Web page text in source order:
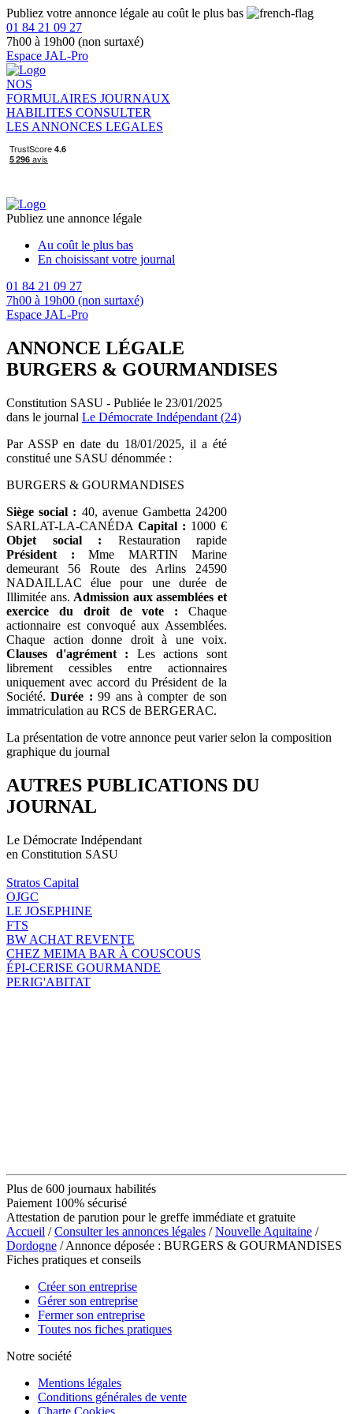
Publiez votre annonce légale au coût le plus bas
01 84 21 09 27
7h00 à 19h00 (non surtaxé)
Espace JAL-Pro
NOS
FORMULAIRES JOURNAUX
HABILITES CONSULTER
LES ANNONCES LEGALES
Publiez une annonce légale
Au coût le plus bas
En choisissant votre journal
01 84 21 09 27
7h00 à 19h00 (non surtaxé)
Espace JAL-Pro
ANNONCE LÉGALE
BURGERS & GOURMANDISES
Constitution SASU - Publiée le 23/01/2025
dans le journal Le Démocrate Indépendant (24)
Par ASSP en date du 18/01/2025, il a été
constitué une SASU dénommée :
BURGERS & GOURMANDISES
Siège social : 40, avenue Gambetta 24200
SARLAT-LA-CANÉDA Capital : 1000 €
Objet social : Restauration rapide
Président : Mme MARTIN Marine
demeurant 56 Route des Arlins 24590
NADAILLAC élue pour une durée de
Illimitée ans. Admission aux assemblées et
exercice du droit de vote : Chaque
actionnaire est convoqué aux Assemblées.
Chaque action donne droit à une voix.
Clauses d'agrément : Les actions sont
librement cessibles entre actionnaires
uniquement avec accord du Président de la
Société.Durée : 99 ans à compter de son
immatriculation au RCS de BERGERAC.
La présentation de votre annonce peut varier selon la composition
graphique du journal
AUTRES PUBLICATIONS DU
JOURNAL
Le Démocrate Indépendant
en Constitution SASU
Stratos Capital
OJGC
LE JOSEPHINE
FTS
BW ACHAT REVENTE
CHEZ MEIMA BAR À COUSCOUS
ÉPI-CERISE GOURMANDE
PERIG'ABITAT
Plus de 600 journaux habilités
Paiement 100% sécurisé
Attestation de parution pour le greffe immédiate et gratuite
Accueil /Consulter les annonces légales /Nouvelle Aquitaine /
Dordogne / Annonce déposée : BURGERS & GOURMANDISES
Fiches pratiques et conseils
Créer son entreprise
Gérer son entreprise
Fermer son entreprise
Toutes nos fiches pratiques
Notre société
Mentions légales
Conditions générales de vente
Charte Cookies